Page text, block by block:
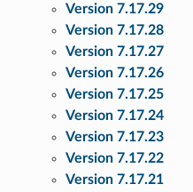
Version 7.17.29
Version 7.17.28
Version 7.17.27
Version 7.17.26
Version 7.17.25
Version 7.17.24
Version 7.17.23
Version 7.17.22
Version 7.17.21